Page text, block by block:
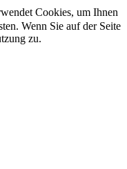
Cookies, um Ihnen
Wenn Sie auf der Seite
zu.